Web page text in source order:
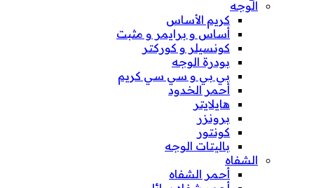
الوجه
كريم الأساس
أساس و برايمر و مثبت
كونسيلر و كوركتر
بودرة الوجه
بي بي و سي سي كريم
أحمر الخدود
هايلايتر
برونزر
كونتور
باليتات الوجه
الشفاه
أحمر الشفاه